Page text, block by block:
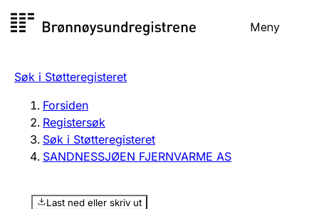
til
Meny
Registersøk
Aksjeselskap
Enkeltpersonforetak
Registrere, endre, slette
Søk i Støtteregisteret
Forsiden
Registersøk
Søk i Støtteregisteret
SANDNESSJØEN FJERNVARME AS
Last ned eller skriv ut